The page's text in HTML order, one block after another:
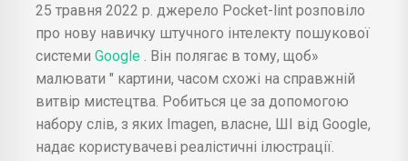
25 травня 2022 р. джерело Pocket-lint розповіло
про нову навичку штучного інтелекту пошукової
системи Google
. Він полягає в тому, щоб»
малювати " картини, часом схожі на справжній
витвір мистецтва. Робиться це за допомогою
набору слів, з яких Imagen, власне, ШІ від Google,
надає користувачеві реалістичні ілюстрації.